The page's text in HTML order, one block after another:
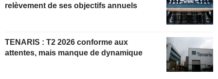
relèvement de ses objectifs annuels
TENARIS : T2 2026 conforme aux
attentes, mais manque de dynamique